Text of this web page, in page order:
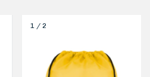
1/ 2